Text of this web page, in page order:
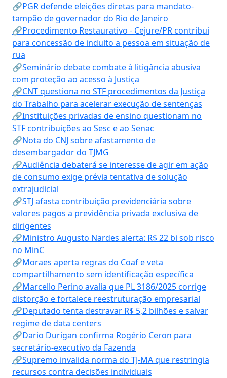
🔗PGR defende eleições diretas para mandato-
tampão de governador do Rio de Janeiro
🔗Procedimento Restaurativo - Cejure/PR contribui
para concessão de indulto a pessoa em situação de
rua
🔗Seminário debate combate à litigância abusiva
com proteção ao acesso à Justiça
🔗CNT questiona no STF procedimentos da Justiça
do Trabalho para acelerar execução de sentenças
🔗Instituições privadas de ensino questionam no
STF contribuições ao Sesc e ao Senac
🔗Nota do CNJ sobre afastamento de
desembargador do TJMG
🔗Audiência debaterá se interesse de agir em ação
de consumo exige prévia tentativa de solução
extrajudicial
🔗STJ afasta contribuição previdenciária sobre
valores pagos a previdência privada exclusiva de
dirigentes
🔗Ministro Augusto Nardes alerta: R$ 22 bi sob risco
no MinC
🔗Moraes aperta regras do Coaf e veta
compartilhamento sem identificação específica
🔗Marcello Perino avalia que PL 3186/2025 corrige
distorção e fortalece reestruturação empresarial
🔗Deputado tenta destravar R$ 5,2 bilhões e salvar
regime de data centers
🔗Dario Durigan confirma Rogério Ceron para
secretário-executivo da Fazenda
🔗Supremo invalida norma do TJ-MA que restringia
recursos contra decisões individuais